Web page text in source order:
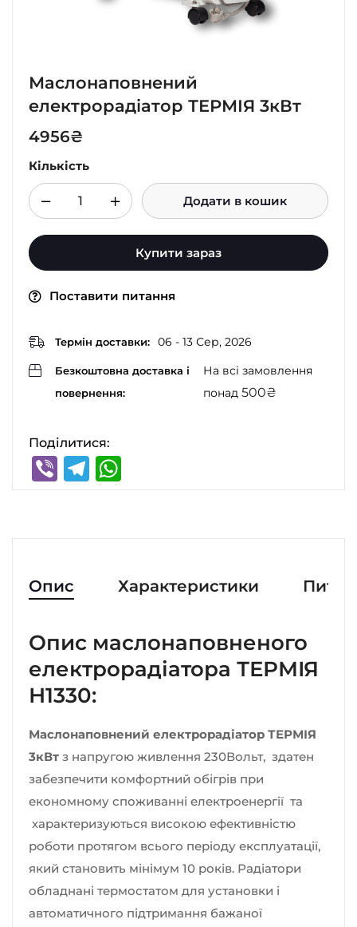
Маслонаповнений
електрорадіатор ТЕРМІЯ 3кВт
4956₴
Кількість
Додати в кошик
Купити зараз
Поставити питання
Термін доставки: 06 - 13 Сер, 2026
Безкоштовна доставка і
повернення:
На всі замовлення
понад 500₴
Поділитися:
ViberTelegram
Опис Характеристики
Опис маслонаповненого
електрорадіатора ТЕРМІЯ
Н1330:
Маслонаповнений електрорадіатор ТЕРМІЯ
3кВт з напругою живлення 230Вольт, здатен
забезпечити комфортний обігрів при
економному споживанні електроенергії та
характеризуються високою ефективністю
роботи протягом всього періоду експлуатації,
який становить мінімум 10 років. Радіатори
обладнані термостатом для установки і
автоматичного підтримання бажаної